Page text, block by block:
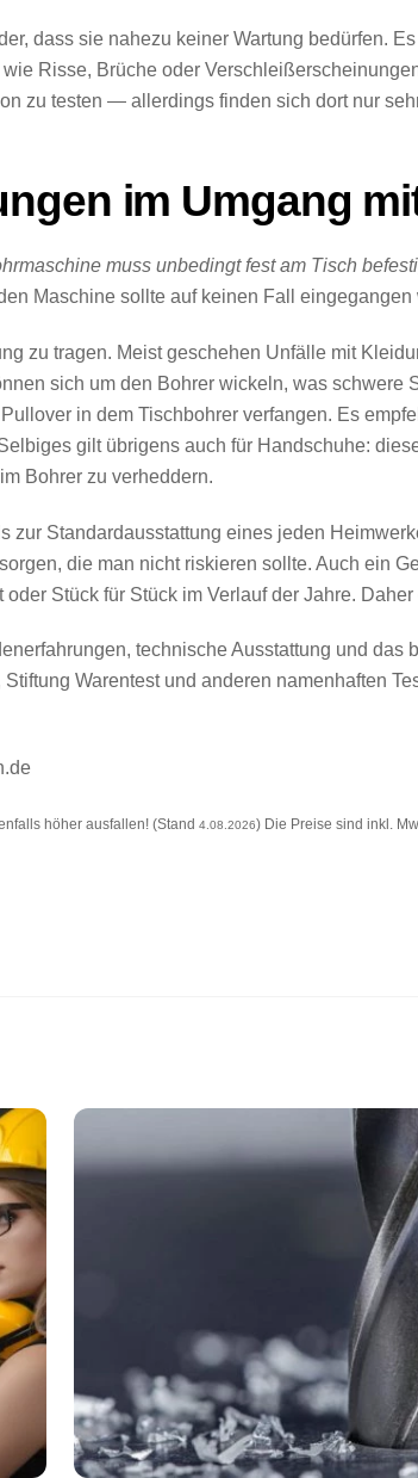
dass sie nahezu keiner Wartung bedürfen.
Risse, Brüche oder
zu testen — allerdings finden sich dort nur
im Umgang
muss unbedingt fest am Tisch
Maschine sollte auf keinen Fall eingegangen
zu tragen. Meist geschehen Unfälle mit
sich um den Bohrer wickeln, was
in dem Tischbohrer verfangen. Es
gilt übrigens auch für Handschuhe:
Bohrer zu verheddern.
zur Standardausstattung eines jeden
die man nicht riskieren sollte. Auch ein
Stück für Stück im Verlauf der Jahre.
technische Ausstattung und
Warentest und anderen namenhaften
höher ausfallen! (Stand 4.08.2026) Die Preise sind inkl.